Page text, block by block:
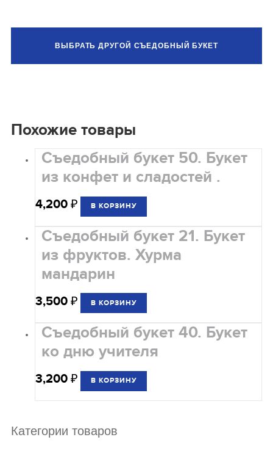
ВЫБРАТЬ ДРУГОЙ СЪЕДОБНЫЙ БУКЕТ
Похожие товары
Съедобный букет 50. Букет
из конфет и сладостей .
4,200₽ В КОРЗИНУ
Съедобный букет 21. Букет
из фруктов. Хурма
мандарин
3,500₽ В КОРЗИНУ
Съедобный букет 40. Букет
ко дню учителя
3,200₽ В КОРЗИНУ
Категории товаров